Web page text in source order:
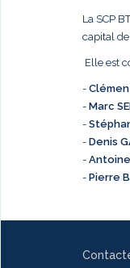
La SCP
capital
Elle est
-
- Marc
-
- Denis
-
- Pierre